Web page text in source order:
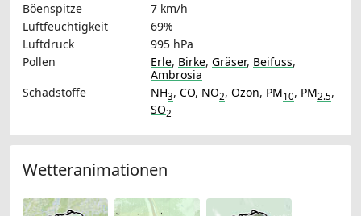
Böenspitze
7 km/h
Luftfeuchtigkeit
69%
Luftdruck
995 hPa
Pollen
Erle, Birke, Gräser, Beifuss,
Ambrosia
Schadstoffe
NH3, CO, NO2, Ozon, PM10, PM2.5,
SO2
Wetteranimationen